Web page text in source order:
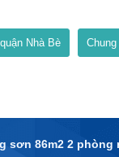
Nhà Bè
sơn 86m2 2 phòng